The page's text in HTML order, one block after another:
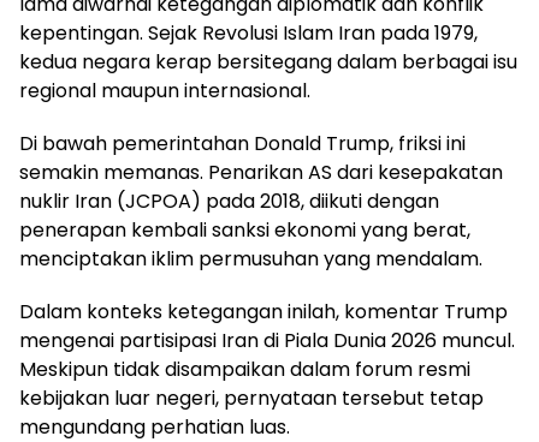
kepentingan. Sejak Revolusi Islam Iran pada 1979,
kedua negara kerap bersitegang dalam berbagai isu
regional maupun internasional.
Di bawah pemerintahan Donald Trump, friksi ini
semakin memanas. Penarikan AS dari kesepakatan
nuklir Iran (JCPOA) pada 2018, diikuti dengan
penerapan kembali sanksi ekonomi yang berat,
menciptakan iklim permusuhan yang mendalam.
Dalam konteks ketegangan inilah, komentar Trump
mengenai partisipasi Iran di Piala Dunia 2026 muncul.
Meskipun tidak disampaikan dalam forum resmi
kebijakan luar negeri, pernyataan tersebut tetap
mengundang perhatian luas.